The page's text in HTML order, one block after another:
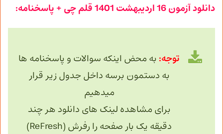
دانلود آزمون16 اردیبهشت
توجه: به محض اینکه سوالات و پاسخنامه ها
به دستمون برسه داخل جدول زیر قرار
میدهیم
برای مشاهده لینک های دانلود هر چند
دقیقه یک بار صفحه را رفرش (ReFresh)